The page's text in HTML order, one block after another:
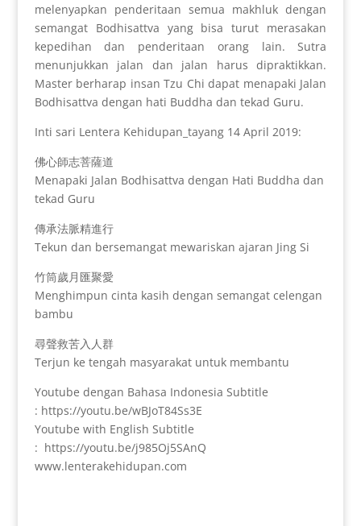
melenyapkan penderitaan semua makhluk dengan
semangat Bodhisattva yang bisa turut merasakan
kepedihan dan penderitaan orang lain. Sutra
menunjukkan jalan dan jalan harus dipraktikkan.
Master berharap insan Tzu Chi dapat menapaki Jalan
Bodhisattva dengan hati Buddha dan tekad Guru.
Inti sari Lentera Kehidupan_tayang 14 April 2019:
佛心師志菩薩道
Menapaki Jalan Bodhisattva dengan Hati Buddha dan
tekad Guru
傳承法脈精進行
Tekun dan bersemangat mewariskan ajaran Jing Si
竹筒歲月匯聚愛
Menghimpun cinta kasih dengan semangat celengan
bambu
尋聲救苦入人群
Terjun ke tengah masyarakat untuk membantu
Youtube dengan Bahasa Indonesia Subtitle
: https://youtu.be/wBJoT84Ss3E
Youtube with English Subtitle
: https://youtu.be/j985Oj5SAnQ
www.lenterakehidupan.com